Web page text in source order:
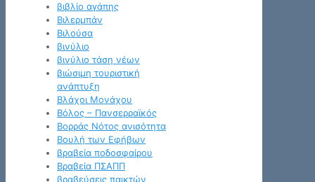
βιβλίο αγάπης
Βιλερμπάν
Βιλούσα
βινύλιο
βινύλιο τάση νέων
βιώσιμη τουριστική
ανάπτυξη
Βλάχοι Μονάχου
Βόλος – Πανσερραϊκός
Βορράς Νότος ανισότητα
Βουλή των Εφήβων
βραβεία ποδοσφαίρου
Βραβεία ΠΣΑΠΠ
βραβεύσεις παικτών